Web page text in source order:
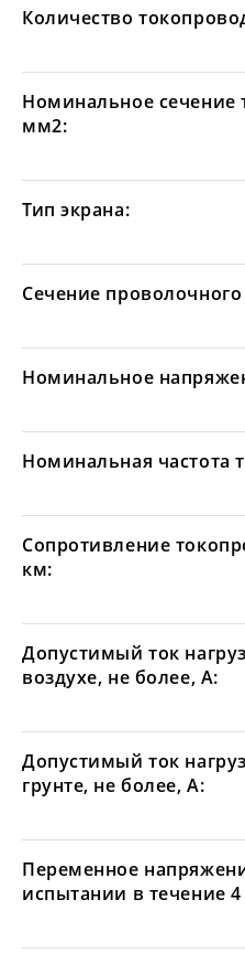
Количество
Номинальное
мм2:
Тип экрана:
Сечение
Номинальное
Номинальная частота
Сопротивление
км:
Допустимый ток
воздухе, не более, А:
Допустимый ток
грунте, не более, А:
Переменное
испытании в течение